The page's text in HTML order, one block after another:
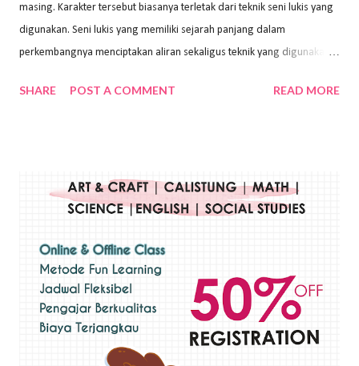
masing. Karakter tersebut biasanya terletak dari teknik seni lukis yang
digunakan. Seni lukis yang memiliki sejarah panjang dalam
perkembangnya menciptakan aliran sekaligus teknik yang digunakan.
Wayan Kun Adnyana, teknik yang berbeda tentunya akan
menggunakan bahan dasar cat air, cat akrilik, atau cat minyak dengan
sapuan warna cat yang tebal. Dengan memberikan sapuan warna
pelukis untuk menghasilkan lukisan yang mempesona dan tentunya
bernilai tinggi. Ciri teknik plakat Ciri-ciri teknik plakat, yaitu: Sapuan
warna yang kental dan tebal. Hasil lukisan menutupi seluruh bagian
medianya Mem...
SHARE POST A COMMENT READ MORE